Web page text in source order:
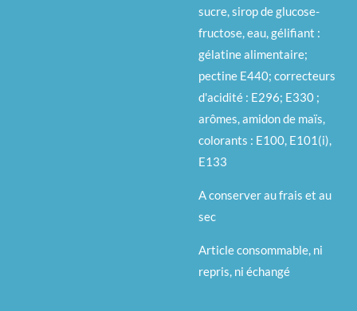
sucre, sirop de glucose-
fructose, eau, gélifiant :
gélatine alimentaire;
pectine E440; correcteurs
d'acidité : E296; E330 ;
arômes, amidon de maïs,
colorants : E100, E101(i),
E133
A conserver au frais et au
sec
Article consommable, ni
repris, ni échangé